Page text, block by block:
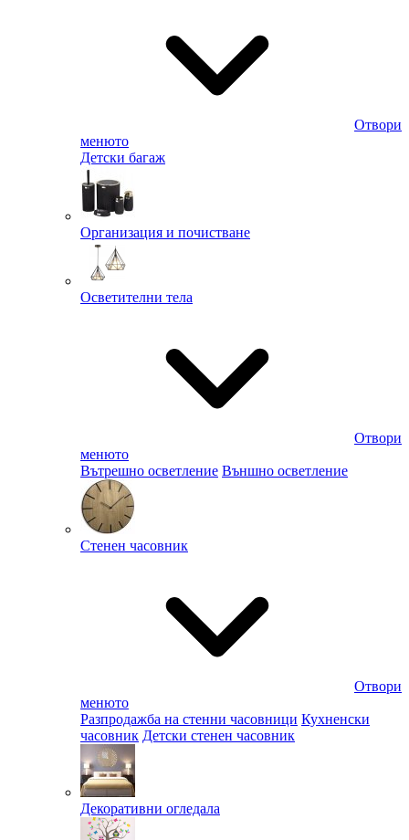
Отвори
менюто
Детски багаж
Организация и почистване
Осветителни тела
Отвори
менюто
Вътрешно осветление Външно осветление
Стенен часовник
Отвори
менюто
Разпродажба на стенни часовници Кухненски
часовник Детски стенен часовник
Декоративни огледала